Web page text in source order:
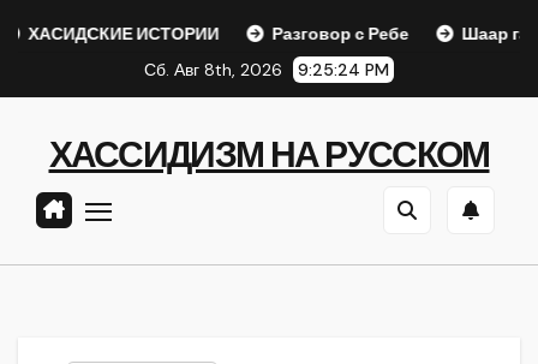
ИСТОРИИ Разговор с Ребе
Шаар гайихуд
Сб. Авг 8th, 2026
9:25:24 PM
ХАССИДИЗМ НА РУССКОМ